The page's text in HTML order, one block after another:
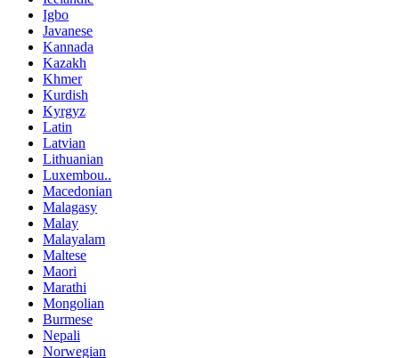
Igbo
Javanese
Kannada
Kazakh
Khmer
Kurdish
Kyrgyz
Latin
Latvian
Lithuanian
Luxembou..
Macedonian
Malagasy
Malay
Malayalam
Maltese
Maori
Marathi
Mongolian
Burmese
Nepali
Norwegian